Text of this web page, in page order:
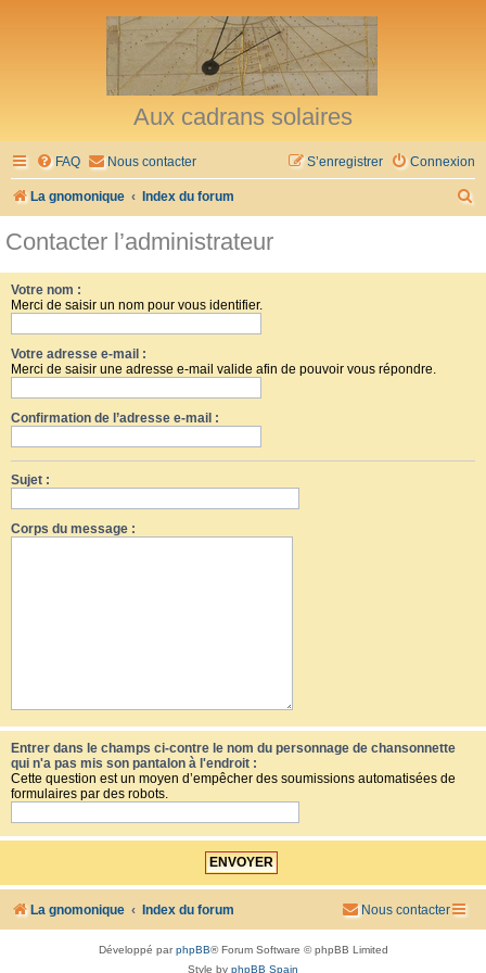
Aux cadrans solaires
FAQ Nous contacter Connexion
S’enregistrer
La gnomonique Index du forum
Contacter l’administrateur
Votre nom :
Merci de saisir un nom pour vous identifier.
Votre adresse e-mail :
Merci de saisir une adresse e-mail valide afin de pouvoir vous répondre.
Confirmation de l’adresse e-mail :
Sujet :
Corps du message :
Entrer dans le champs ci-contre le nom du personnage de chansonnette
qui n'a pas mis son pantalon à l'endroit :
Cette question est un moyen d’empêcher des soumissions automatisées de
formulaires par des robots.
La gnomonique Index du forum Nous contacter
Développé parphpBB® Forum Software © phpBB Limited
Style by phpBB Spain